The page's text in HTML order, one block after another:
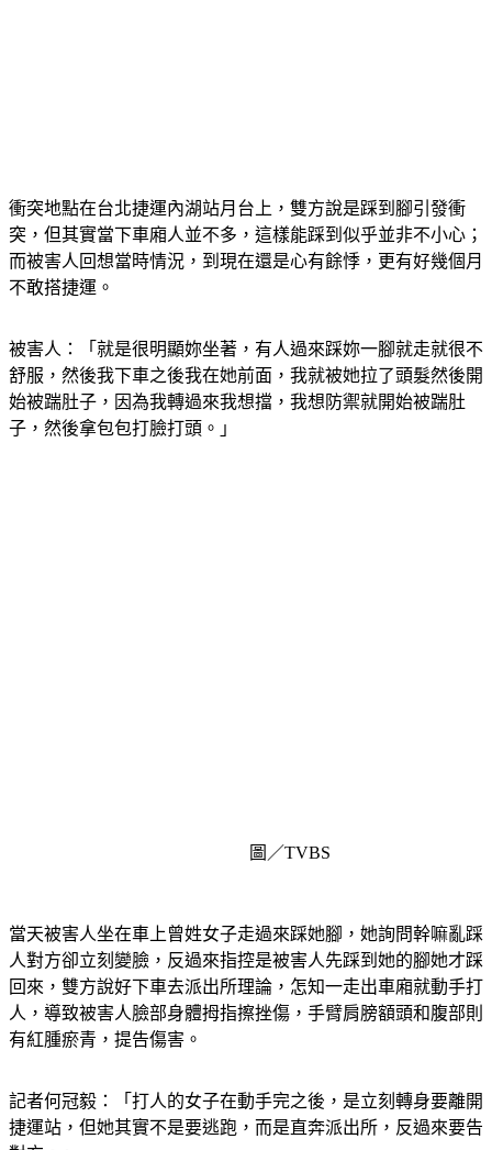
衝突地點在台北捷運內湖站月台上，雙方說是踩到腳引發衝
突，但其實當下車廂人並不多，這樣能踩到似乎並非不小心；
而被害人回想當時情況，到現在還是心有餘悸，更有好幾個月
不敢搭捷運。
被害人：「就是很明顯妳坐著，有人過來踩妳一腳就走就很不
舒服，然後我下車之後我在她前面，我就被她拉了頭髮然後開
始被踹肚子，因為我轉過來我想擋，我想防禦就開始被踹肚
子，然後拿包包打臉打頭。」
圖／TVBS
當天被害人坐在車上曾姓女子走過來踩她腳，她詢問幹嘛亂踩
人對方卻立刻變臉，反過來指控是被害人先踩到她的腳她才踩
回來，雙方說好下車去派出所理論，怎知一走出車廂就動手打
人，導致被害人臉部身體拇指擦挫傷，手臂肩膀額頭和腹部則
有紅腫瘀青，提告傷害。
記者何冠毅：「打人的女子在動手完之後，是立刻轉身要離開
捷運站，但她其實不是要逃跑，而是直奔派出所，反過來要告